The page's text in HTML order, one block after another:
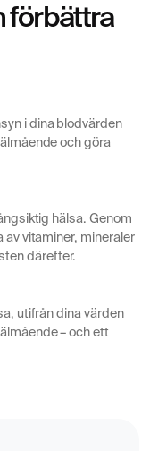
förbättra
i dina blodvärden
och göra
hälsa. Genom
av vitaminer, mineraler
därefter.
utifrån dina värden
– och ett